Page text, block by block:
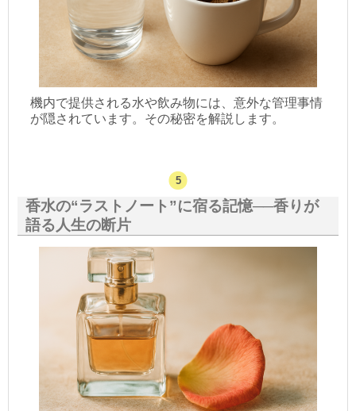
機内で提供される水や飲み物には、意外な管理事情
が隠されています。その秘密を解説します。
香水の“ラストノート”に宿る記憶──香りが
語る人生の断片